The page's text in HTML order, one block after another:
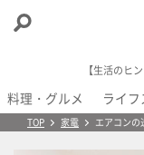
【生活のヒ
料理・グルメ ライ
TOP＋1 Day
家電 エアコン